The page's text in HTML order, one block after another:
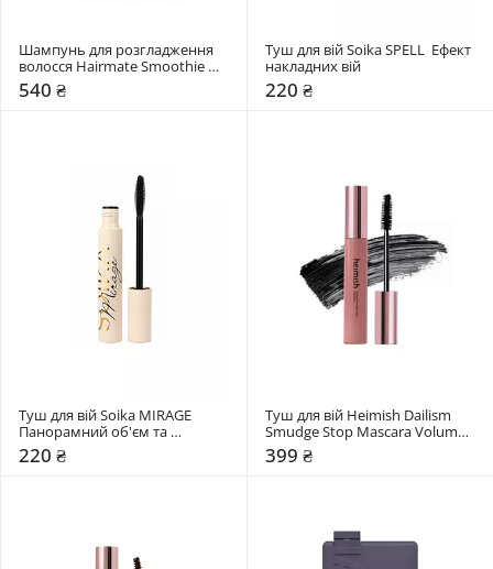
Шампунь для розгладження
волосся Hairmate Smoothie
Shampoo
540 ₴
Туш для вій Soika SPELL  Ефект
накладних вій
220 ₴
Туш для вій Soika MIRAGE
Панорамний об'єм та
подовження
220 ₴
Туш для вій Heimish Dailism
Smudge Stop Mascara Volume
New
399 ₴